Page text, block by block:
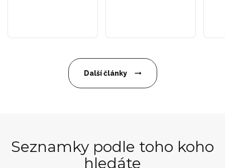
Další články
Seznamky podle toho koho
hledáte